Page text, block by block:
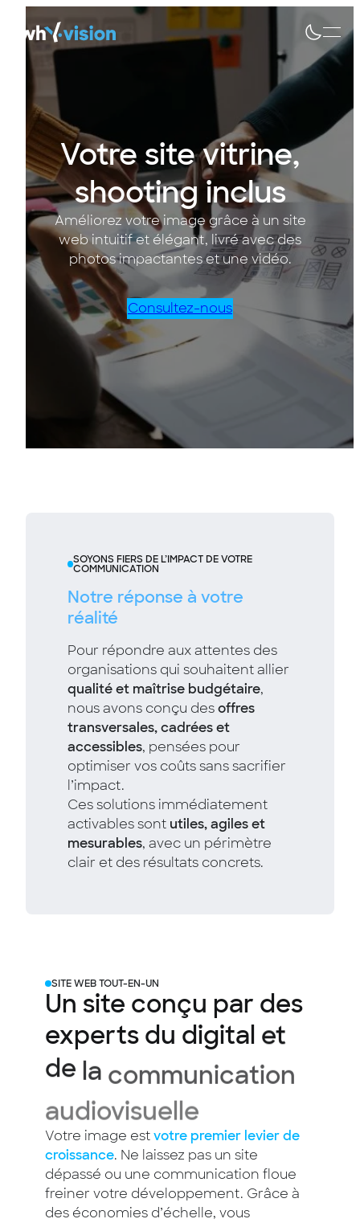
Votre site vitrine,
shooting inclus
Améliorez votre image grâce à un site
web intuitif et élégant, livré avec des
photos impactantes et une vidéo.
Consultez-nous
SOYONS FIERS DE L’IMPACT DE VOTRE
COMMUNICATION
Notre réponse à votre
réalité
Pour répondre aux attentes des
organisations qui souhaitent allier
qualité et maîtrise budgétaire,
nous avons conçu desoffres
transversales, cadrées et
accessibles, pensées pour
optimiser vos coûts sans sacrifier
l’impact.
Ces solutions immédiatement
activables sont utiles, agiles et
mesurables, avec un périmètre
clair et des résultats concrets.
SITE WEB TOUT-EN-UN
Un site conçu par des
experts du digital et
de la communication
audiovisuelle
Votre image estvotre premier levier de
croissance. Ne laissez pas un site
dépassé ou une communication floue
freiner votre développement. Grâce à
des économies d’échelle, vous